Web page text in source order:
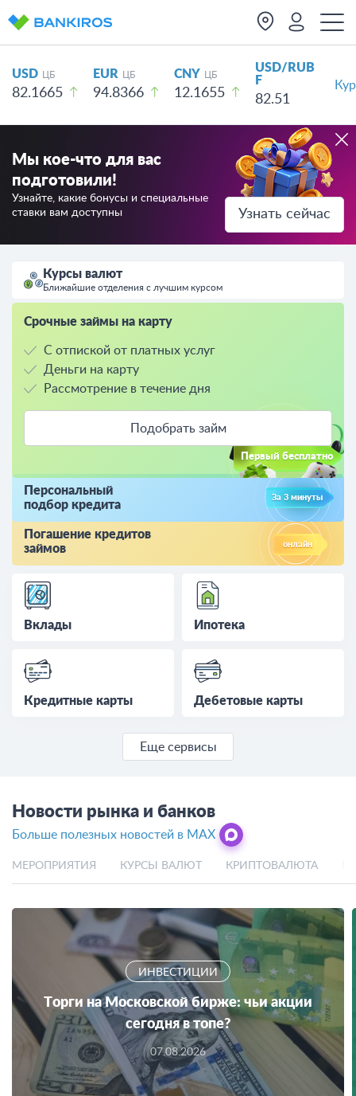
USD ЦБ
82.1665
EUR ЦБ
94.8366
CNY ЦБ
12.1655
USD/RUB
F
82.51
Мы кое-что для вас
подготовили!
Узнайте, какие бонусы и специальные
ставки вам доступны
Узнать сейчас
Курсы валют
Ближайшие отделения с лучшим курсом
Срочные займы на карту
С отпиской от платных услуг
Деньги на карту
Рассмотрение в течение дня
Подобрать займ
Первый бесплатно
Персональный
подбор кредита
За 3 минуты
Погашение кредитов
займов
онлайн
Вклады Ипотека
Кредитные карты Дебетовые карты
Еще сервисы
Новости рынка и банков
Больше полезных новостей в MAX
МЕРОПРИЯТИЯ КУРСЫ ВАЛЮТ КРИПТОВАЛЮТА
ИНВЕСТИЦИИ
Торги на Московской бирже: чьи акции
сегодня в топе?
07.08.2026